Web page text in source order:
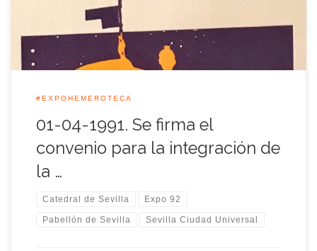
a través de su Comisaria, el […]
#EXPOHEMEROTECA
01-04-1991. Se firma el
convenio para la integración de
la …
Catedral de Sevilla Expo 92
Pabellón de Sevilla Sevilla Ciudad Universal